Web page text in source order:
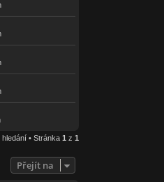
• Stránka 1 z 1
Přejít na